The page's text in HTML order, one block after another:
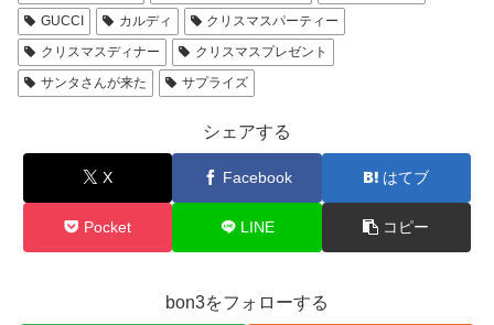
GUCCI
カルディ
クリスマスパーティー
クリスマスディナー
クリスマスプレゼント
サンタさんが来た
サプライズ
シェアする
X Facebook はてブ
Pocket LINE コピー
bon3をフォローする